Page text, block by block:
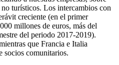
turísticos. Los intercambios con
creciente (en el primer
millones de euros, más del
del periodo 2017-2019).
que Francia e Italia
socios comunitarios.